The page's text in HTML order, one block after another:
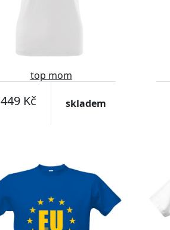
top mom
449 Kč skladem